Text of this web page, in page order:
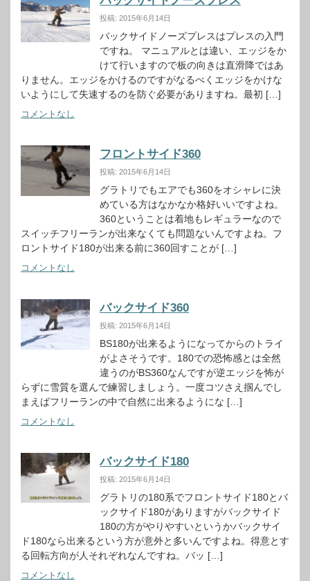
投稿: 2015年6月14日
バックサイドノーズプレスはプレスの入門
ですね。 マニュアルとは違い、エッジをか
けて行いますので板の向きは直滑降ではあ
りません。エッジをかけるのですがなるべくエッジをかけな
いようにして失速するのを防ぐ必要がありますね。最初 […]
コメントなし
フロントサイド360
投稿: 2015年6月14日
グラトリでもエアでも360をオシャレに決
めている方はなかなか格好いいですよね。
360ということは着地もレギュラーなので
スイッチフリーランが出来なくても問題ないんですよね。フ
ロントサイド180が出来る前に360回すことが […]
コメントなし
バックサイド360
投稿: 2015年6月14日
BS180が出来るようになってからのトライ
がよさそうです。180での恐怖感とは全然
違うのがBS360なんですが逆エッジを怖が
らずに雪質を選んで練習しましょう。一度コツさえ掴んでし
まえばフリーランの中で自然に出来るようにな […]
コメントなし
バックサイド180
投稿: 2015年6月14日
グラトリの180系でフロントサイド180とバ
ックサイド180がありますがバックサイド
180の方がやりやすいというかバックサイ
ド180なら出来るという方が意外と多いんですよね。得意とす
る回転方向が人それぞれなんですね。バッ […]
コメントなし